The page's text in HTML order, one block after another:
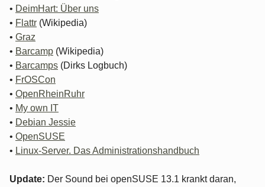
• DeimHart: Über uns
• Flattr (Wikipedia)
• Graz
• Barcamp (Wikipedia)
• Barcamps (Dirks Logbuch)
• FrOSCon
• OpenRheinRuhr
• My own IT
• Debian Jessie
• OpenSUSE
• Linux-Server. Das Administrationshandbuch
Update: Der Sound bei openSUSE 13.1 krankt daran,